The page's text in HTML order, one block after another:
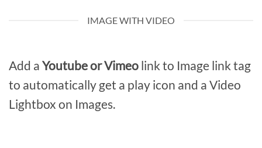
IMAGE WITH VIDEO
Add a Youtube or Vimeo link to Image link tag
to automatically get a play icon and a Video
Lightbox on Images.